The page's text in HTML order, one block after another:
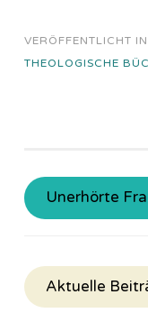
VERÖFFENTLICHT IN
THEOLOGISCHE
Unerhörte
Aktuelle